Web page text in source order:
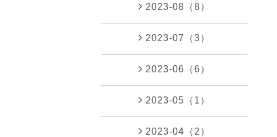
2023-08（8）
2023-07（3）
2023-06（6）
2023-05（1）
2023-04（2）